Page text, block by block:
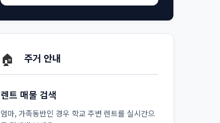
🏠 주거 안내
렌트 매물 검색
엄마, 가족동반인 경우 학교 주변 렌트를 실시간으